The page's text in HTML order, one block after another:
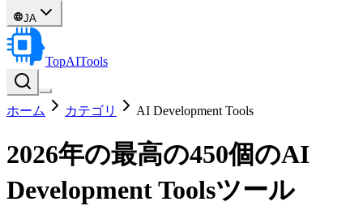
JA
TopAITools
ホーム カテゴリ AI Development Tools
2026年の最高の450個のAI
Development Toolsツール